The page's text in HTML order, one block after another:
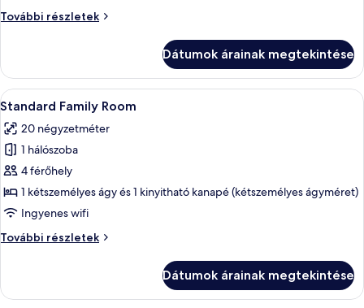
Room
További részletek
Executive
részletei
Dátumok árainak megtekintése
A
következő
szoba
összes
képének
megtekintése:
Standard
Room
Egy szállodai szoba, amelyben
9
Standard Family Room
20 négyzetméter
1 hálószoba
4 férőhely
1 kétszemélyes ágy és 1 kinyitható kanapé (kétszemélyes ágyméret)
Ingyenes wifi
További részletek
Standard
részletei
Dátumok árainak megtekintése